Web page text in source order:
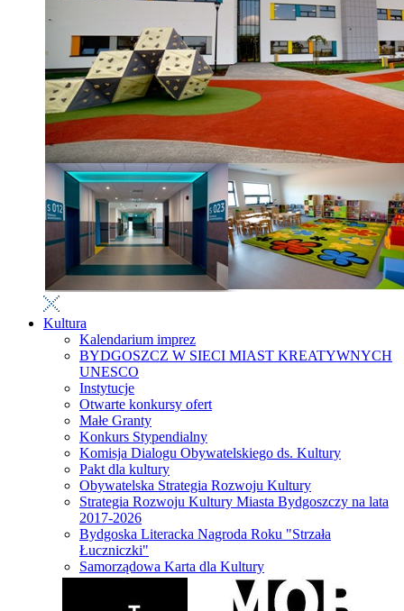
Kultura
Kalendarium imprez
BYDGOSZCZ W SIECI MIAST KREATYWNYCH
UNESCO
Instytucje
Otwarte konkursy ofert
Małe Granty
Konkurs Stypendialny
Komisja Dialogu Obywatelskiego ds. Kultury
Pakt dla kultury
Obywatelska Strategia Rozwoju Kultury
Strategia Rozwoju Kultury Miasta Bydgoszczy na lata
2017-2026
Bydgoska Literacka Nagroda Roku "Strzała
Łuczniczki"
Samorządowa Karta dla Kultury